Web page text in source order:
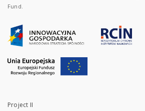
Fund.
Project II